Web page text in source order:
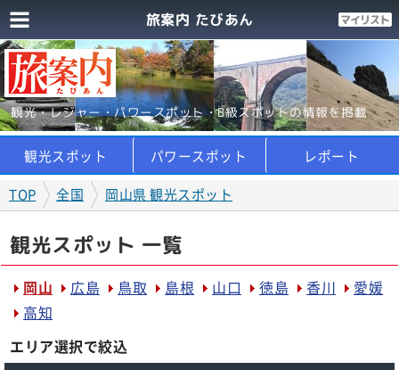
旅案内 たびあん
観光・レジャー・パワースポット・B級スポットの情報を掲載
観光スポット パワースポット
レポート
TOP
全国 岡山県 観光スポット
観光スポット 一覧
岡山 広島 鳥取 島根 山口 徳島 香川
愛媛
高知
エリア選択で絞込